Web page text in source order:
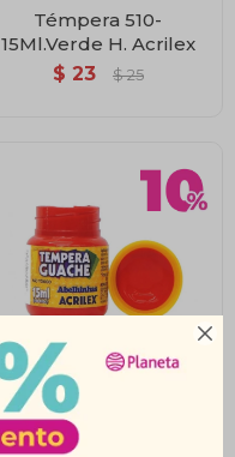

Témpera 510-
15Ml.Verde H. Acrilex
$ 23 $ 25
Témpera 15Ml Rojo
Acrilex